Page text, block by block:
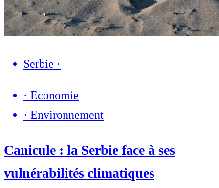
Serbie ·
· Economie
· Environnement
Canicule : la Serbie face à ses
vulnérabilités climatiques